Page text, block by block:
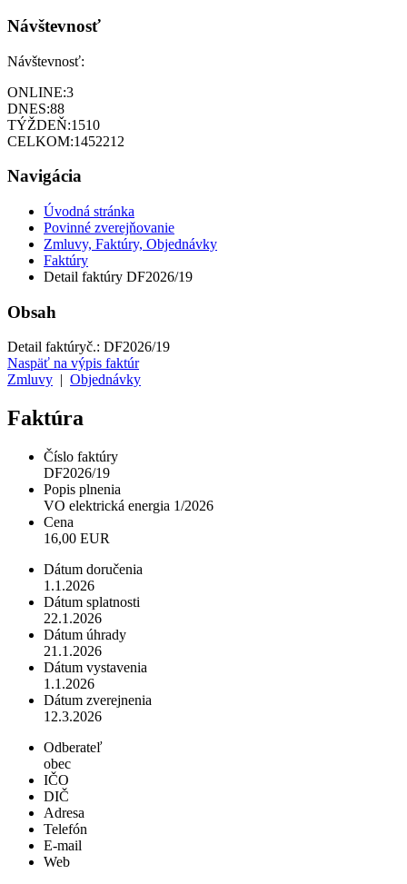
Návštevnosť
Návštevnosť:
ONLINE:3
DNES:88
TÝŽDEŇ:1510
CELKOM:1452212
Navigácia
Úvodná stránka
Povinné zverejňovanie
Zmluvy, Faktúry, Objednávky
Faktúry
Detail faktúry DF2026/19
Obsah
Detail faktúryč.: DF2026/19
Naspäť na výpis faktúr
Zmluvy
Objednávky
Faktúra
Číslo faktúry
DF2026/19
Popis plnenia
VO elektrická energia 1/2026
Cena
16,00 EUR
Dátum doručenia
1.1.2026
Dátum splatnosti
22.1.2026
Dátum úhrady
21.1.2026
Dátum vystavenia
1.1.2026
Dátum zverejnenia
12.3.2026
Odberateľ
obec
IČO
DIČ
Adresa
Telefón
E-mail
Web